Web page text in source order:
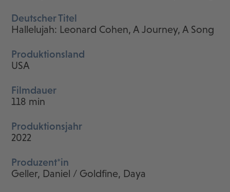
Deutscher Titel
Hallelujah: Leonard Cohen, A Journey, A Song
Produktionsland
USA
Filmdauer
118 min
Produktionsjahr
2022
Produzent*in
Geller, Daniel / Goldfine, Daya